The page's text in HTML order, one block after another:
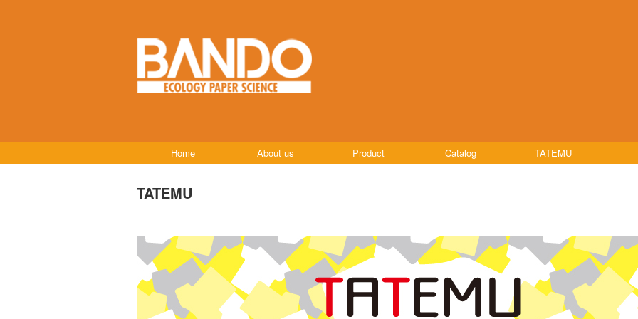
Home About us Product Catalog TATEMU
TATEMU